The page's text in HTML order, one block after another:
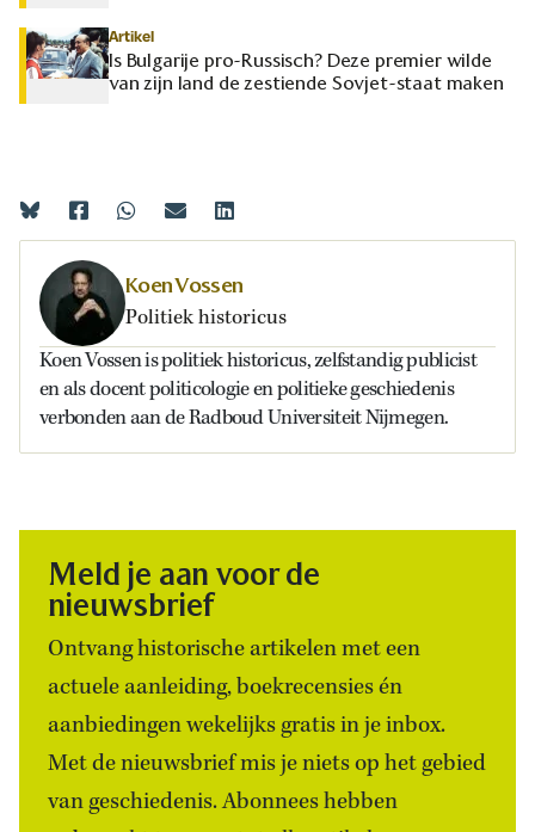
Artikel
Is Bulgarije pro-Russisch? Deze premier wilde
van zijn land de zestiende Sovjet-staat maken
Koen Vossen
Politiek historicus
Koen Vossen is politiek historicus, zelfstandig publicist
en als docent politicologie en politieke geschiedenis
verbonden aan de Radboud Universiteit Nijmegen.
Meld je aan voor de
nieuwsbrief
Ontvang historische artikelen met een
actuele aanleiding, boekrecensies én
aanbiedingen wekelijks gratis in je inbox.
Met de nieuwsbrief mis je niets op het gebied
van geschiedenis. Abonnees hebben